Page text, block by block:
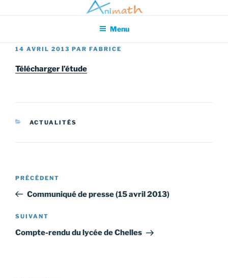
au
principal
Association pour l'Animation en Mathématiques
Menu
PUBLIÉ
14 AVRIL 2013 PAR FABRICE
Télécharger l’étude
CATÉGORIES
ACTUALITÉS
Navigation
l’article
Article
précédent
PRÉCÉDENT
Communiqué de presse (15 avril 2013)
Article
suivant
SUIVANT
Compte-rendu du lycée de Chelles